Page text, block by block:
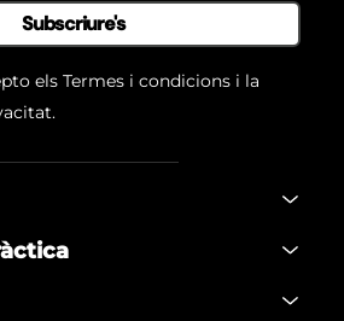
Subscriure's
els Termes i condicions i la
.